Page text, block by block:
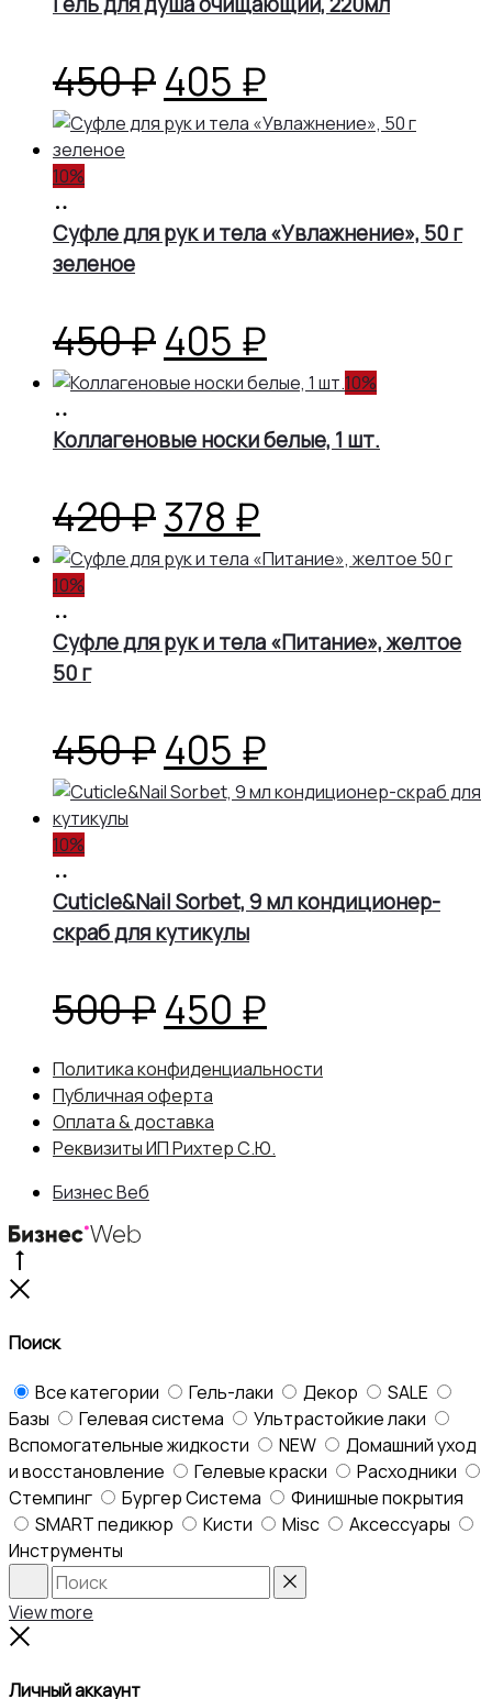
450₽Первоначальная
цена
450 ₽.
405 ₽
цена:
10%
корзину
Суфле для рук и тела «Увлажнение», 50 г
зеленое
450₽Первоначальная
цена
составляла
450 ₽.
405 ₽
цена:
405 ₽.
10%
корзину
Коллагеновые носки белые, 1 шт.
420₽Первоначальная
цена
составляла
378 ₽
цена:
378 ₽.
10%
корзину
Суфле для рук и тела «Питание», желтое
50 г
450₽Первоначальная
цена
450 ₽.
405 ₽
цена:
10%
корзину
Cuticle&Nail Sorbet, 9 мл кондиционер-
скраб для кутикулы
500₽Первоначальная
цена
составляла
450 ₽
цена:
Политика конфиденциальности
Публичная оферта
Оплата & доставка
Реквизиты ИП Рихтер С.Ю.
Бизнес Веб
Поиск
Все категории Гель-лаки Декор
SALE
Базы
Гелевая система
Ультрастойкие лаки
Вспомогательные жидкости
NEW
Домашний уход
и восстановление
Гелевые краски
Расходники
Стемпинг
Бургер Система
Финишные покрытия
SMART педикюр
Кисти Misc
Аксессуары
Инструменты
Search
View more
Личный аккаунт